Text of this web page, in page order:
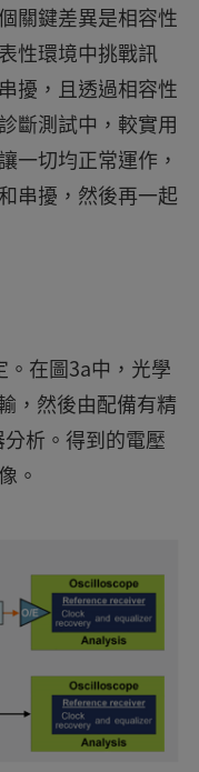
關鍵差異是相容性
性環境中挑戰訊
擾，且透過相容性
斷測試中，較實用
一切均正常運作，
串擾，然後再一起
在圖3a中，光學
，然後由配備有精
析。得到的電壓
。